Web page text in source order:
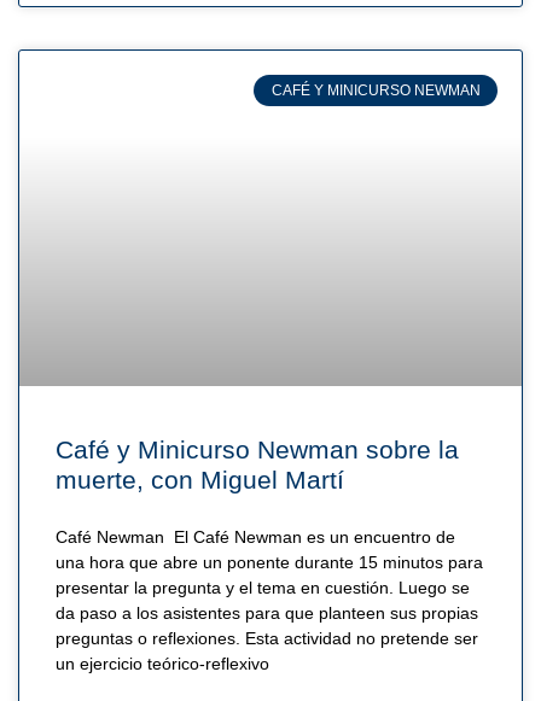
CAFÉ Y MINICURSO NEWMAN
Café y Minicurso Newman sobre la
muerte, con Miguel Martí
Café Newman El Café Newman es un encuentro de
una hora que abre un ponente durante 15 minutos para
presentar la pregunta y el tema en cuestión. Luego se
da paso a los asistentes para que planteen sus propias
preguntas o reflexiones. Esta actividad no pretende ser
un ejercicio teórico-reflexivo